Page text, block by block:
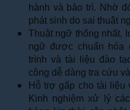
hành và bảo trì. Nhờ
phát sinh do sai thuật
Thuật ngữ thống nhất,
ngữ được chuẩn hóa
trình và tài liệu đào
công dễ dàng tra cứu
Hỗ trợ gấp cho tài liệu
Kinh nghiệm xử lý